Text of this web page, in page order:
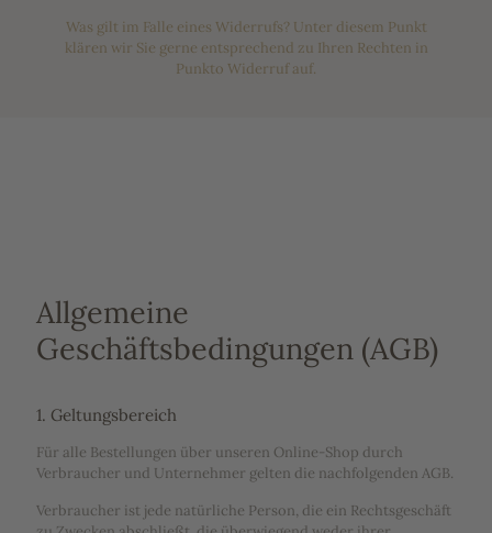
Was gilt im Falle eines Widerrufs? Unter diesem Punkt
klären wir Sie gerne entsprechend zu Ihren Rechten in
Punkto Widerruf auf.
Allgemeine
Geschäftsbedingungen (AGB)
1. Geltungsbereich
Für alle Bestellungen über unseren Online-Shop durch
Verbraucher und Unternehmer gelten die nachfolgenden AGB.
Verbraucher ist jede natürliche Person, die ein Rechtsgeschäft